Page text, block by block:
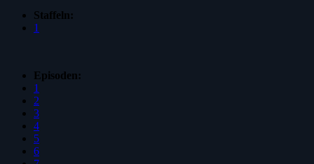
Staffeln:
1
Episoden:
1
2
3
4
5
6